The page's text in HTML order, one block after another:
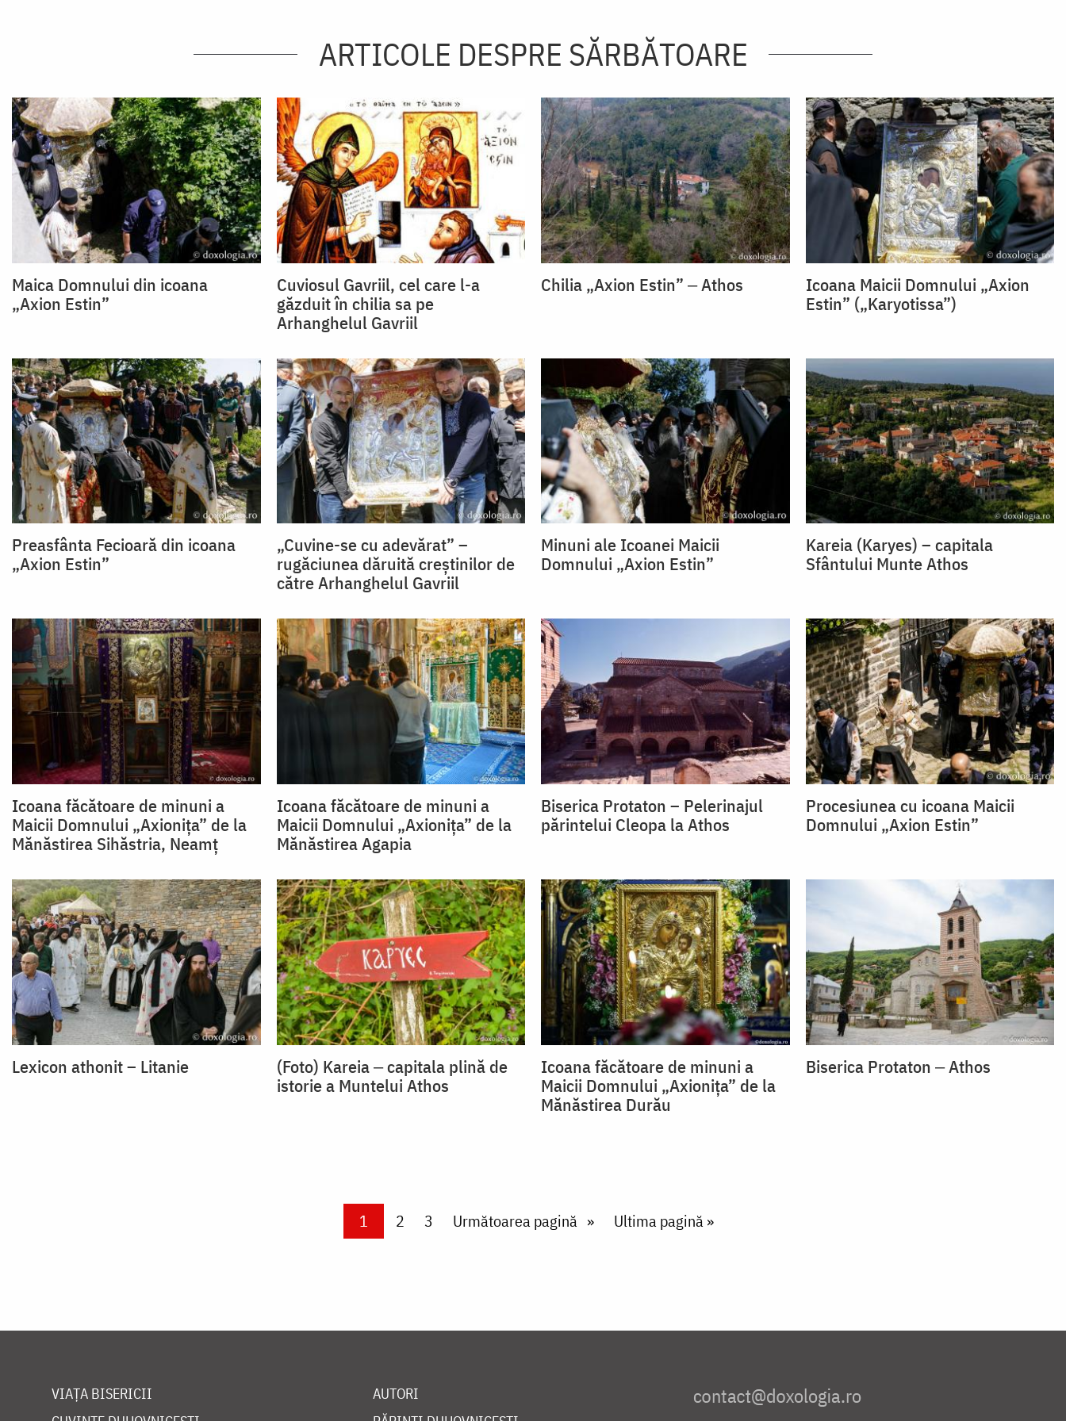
ARTICOLE DESPRE SĂRBĂTOARE
Maica Domnului din icoana
„Axion Estin”
Cuviosul Gavriil, cel care l-a
găzduit în chilia sa pe
Arhanghelul Gavriil
Chilia „Axion Estin” ‒ Athos
Icoana Maicii Domnului „Axion
Estin” („Karyotissa”)
Preasfânta Fecioară din icoana
„Axion Estin”
„Cuvine-se cu adevărat” –
rugăciunea dăruită creștinilor de
către Arhanghelul Gavriil
Minuni ale Icoanei Maicii
Domnului „Axion Estin”
Kareia (Karyes) – capitala
Sfântului Munte Athos
Icoana făcătoare de minuni a
Maicii Domnului „Axionița” de la
Mănăstirea Sihăstria, Neamț
Icoana făcătoare de minuni a
Maicii Domnului „Axionița” de la
Mănăstirea Agapia
Biserica Protaton – Pelerinajul
părintelui Cleopa la Athos
Procesiunea cu icoana Maicii
Domnului „Axion Estin”
Lexicon athonit – Litanie
(Foto) Kareia ‒ capitala plină de
istorie a Muntelui Athos
Icoana făcătoare de minuni a
Maicii Domnului „Axionița” de la
Mănăstirea Durău
Biserica Protaton ‒ Athos
Current page
1 Page
2 Page
3 Next page
Următoarea pagină Last page
Ultima pagină »
VIAȚA BISERICII
AUTORI